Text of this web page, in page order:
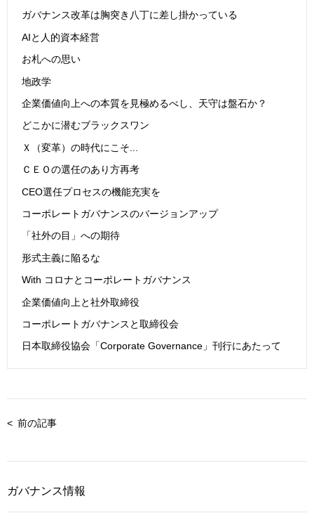
ガバナンス改革は胸突き八丁に差し掛かっている
AIと人的資本経営
お札への思い
地政学
企業価値向上への本質を見極めるべし、天守は盤石か？
どこかに潜むブラックスワン
Ｘ（変革）の時代にこそ...
ＣＥＯの選任のあり方再考
CEO選任プロセスの機能充実を
コーポレートガバナンスのバージョンアップ
「社外の目」への期待
形式主義に陥るな
With コロナとコーポレートガバナンス
企業価値向上と社外取締役
コーポレートガバナンスと取締役会
日本取締役協会「Corporate Governance」刊行にあたって
前の記事
ガバナンス情報